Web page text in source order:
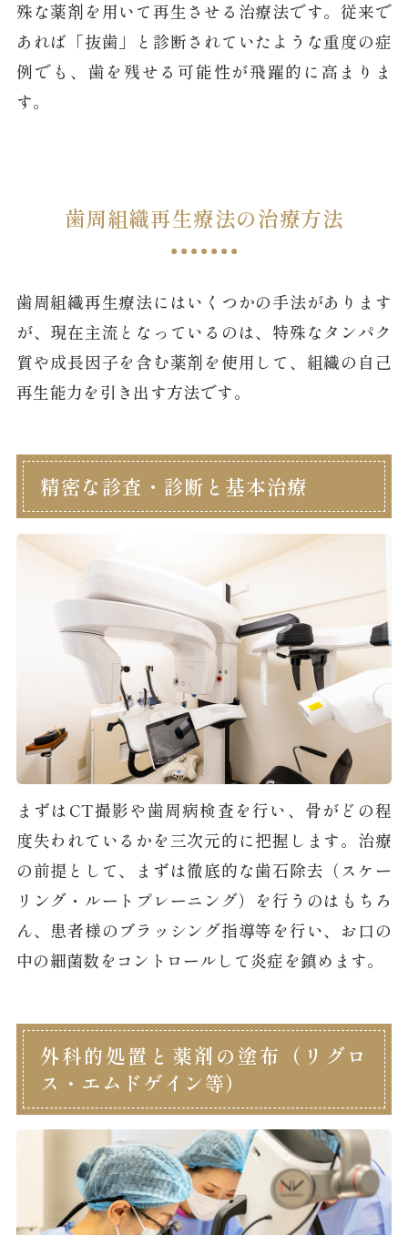
殊な薬剤を用いて再生させる治療法です。従来で
あれば「抜歯」と診断されていたような重度の症
例でも、歯を残せる可能性が飛躍的に高まりま
す。
歯周組織再生療法の治療方法
歯周組織再生療法にはいくつかの手法があります
が、現在主流となっているのは、特殊なタンパク
質や成長因子を含む薬剤を使用して、組織の自己
再生能力を引き出す方法です。
精密な診査・診断と基本治療
まずはCT撮影や歯周病検査を行い、骨がどの程
度失われているかを三次元的に把握します。治療
の前提として、まずは徹底的な歯石除去（スケー
リング・ルートプレーニング）を行うのはもちろ
ん、患者様のブラッシング指導等を行い、お口の
中の細菌数をコントロールして炎症を鎮めます。
外科的処置と薬剤の塗布（リグロ
ス・エムドゲイン等）